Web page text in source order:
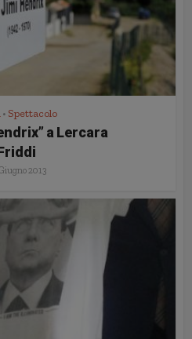
• Spettacolo
a Lercara
2013